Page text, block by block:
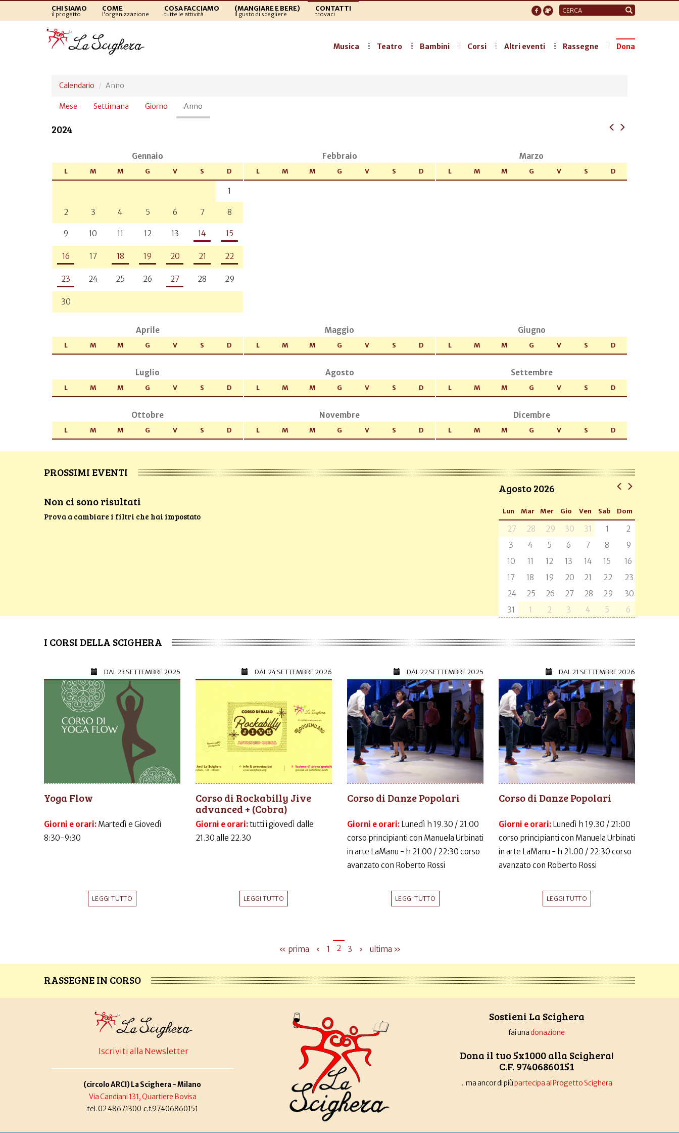
CHI SIAMO
il progetto
COME
l'organizzazione
COSA FACCIAMO
tutte le attività
(MANGIARE E BERE)
Il gusto di scegliere
CONTATTI
trovaci
Form
di
Musica Teatro Bambini Corsi Altri eventi Rassegne Dona
Calendario Anno
Schede
Mese Settimana Giorno Anno
attiva)
2024
Gennaio
L M M G V S D
1
2 3 4 5 6 7 8
9 10 11 12 13 14 15
16 17 18 19 20 21 22
23 24 25 26 27 28 29
30
Febbraio
L M M G V S D
Marzo
L M M G V S D
Aprile
L M M G V S D
Maggio
L M M G V S D
Giugno
L M M G V S D
Luglio
L M M G V S D
Agosto
L M M G V S D
Settembre
L M M G V S D
Ottobre
L M M G V S D
Novembre
L M M G V S D
Dicembre
L M M G V S D
PROSSIMI EVENTI
Non ci sono risultati
Prova a cambiare i filtri che hai impostato
Agosto 2026
Lun Mar Mer Gio Ven Sab Dom
27 28 29 30 31 1
2
3
4 5 6 7 8
9
10
11 12 13 14 15
16
17
18 19 20 21 22
23
24
25 26 27 28 29
30
31
1 2 3 4 5 6
I CORSI DELLA SCIGHERA
DAL23 SETTEMBRE 2025
Yoga Flow
Giorni e orari: Martedì e Giovedì
8:30-9:30
LEGGI TUTTO
DAL24 SETTEMBRE 2026
Corso di Rockabilly Jive
advanced + (Cobra)
Giorni e orari:tutti i giovedì dalle
21.30 alle 22.30
LEGGI TUTTO
DAL22 SETTEMBRE 2025
Corso di Danze Popolari
Giorni e orari: Lunedì h 19.30 / 21:00
corso principianti con Manuela Urbinati
in arte LaManu - h 21.00 / 22:30 corso
avanzato con Roberto Rossi
LEGGI TUTTO
DAL21 SETTEMBRE 2026
Corso di Danze Popolari
Giorni e orari: Lunedì h 19.30 / 21:00
corso principianti con Manuela Urbinati
in arte LaManu - h 21.00 / 22:30 corso
avanzato con Roberto Rossi
LEGGI TUTTO
« prima ‹ 1 2 3 › ultima »
RASSEGNE IN CORSO
Iscriviti alla Newsletter
(circolo ARCI) La Scighera - Milano
Via Candiani 131, Quartiere Bovisa
tel. 02 48671300 c.f.97406860151
Sostieni La Scighera
fai unadonazione
Dona il tuo 5x1000 alla Scighera!
C.F. 97406860151
... ma ancor di piùpartecipa al Progetto Scighera